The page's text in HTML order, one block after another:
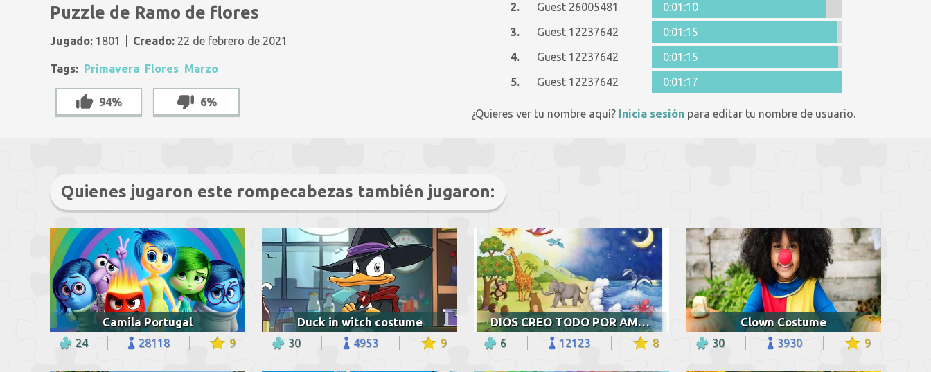
Puzzle de Ramo de flores
Jugado: 1801 Creado: 22 de febrero de 2021
Tags: Primavera Flores Marzo
94% 6%
2.
Guest 26005481
0:01:10
3.
Guest 12237642
0:01:15
4.
Guest 12237642
0:01:15
5.
Guest 12237642 0:01:17
¿Quieres ver tu nombre aquí? Inicia sesión para editar tu nombre de usuario.
Quienes jugaron este rompecabezas también jugaron:
Camila Portugal
24 28118 9
Duck in witch costume
30 4953 9
DIOS CREO TODO POR AMOR
6 12123 8
Clown Costume
30 3930 9